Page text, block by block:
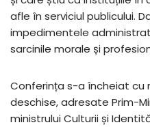
afle în serviciul publicului.
impedimentele
sarcinile morale și
Conferința s-a încheiat cu
deschise, adresate Prim-
ministrului Culturii și